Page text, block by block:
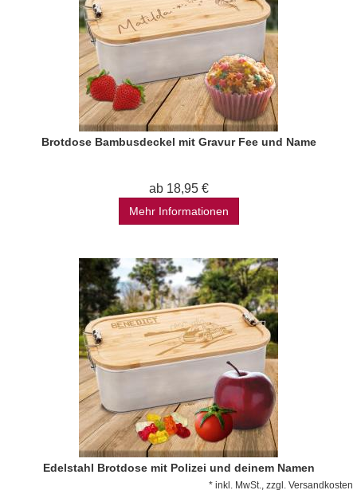
Brotdose Bambusdeckel mit Gravur Fee und Name
ab 18,95 €
Mehr Informationen
Edelstahl Brotdose mit Polizei und deinem Namen
* inkl. MwSt., zzgl. Versandkosten